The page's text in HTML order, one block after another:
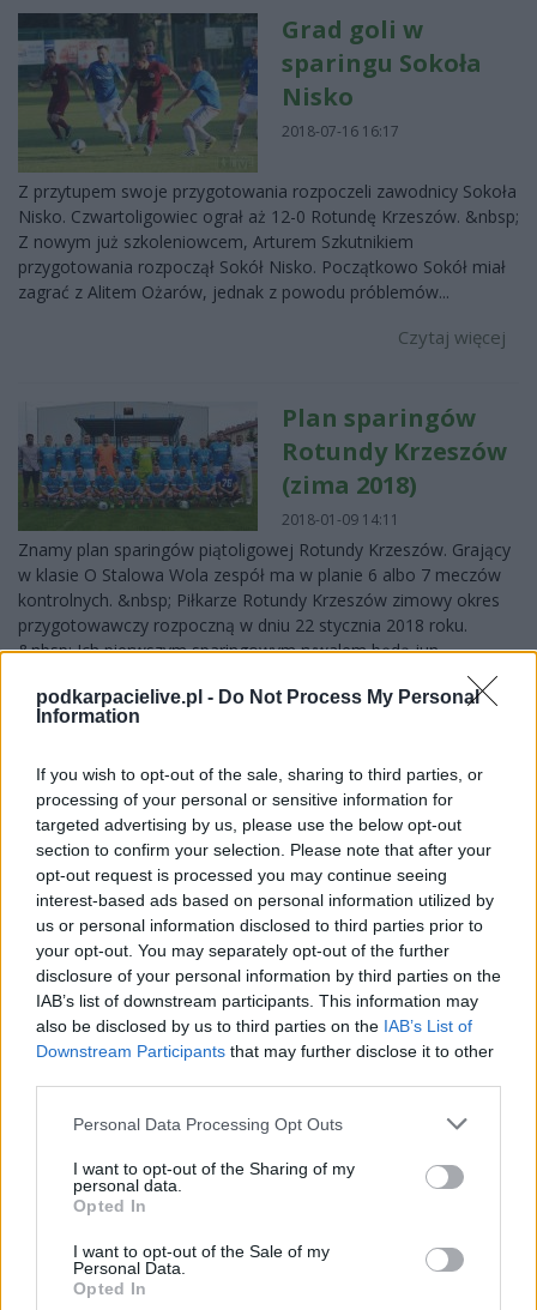
podkarpacielive.pl - Do Not Process My Personal
Information
If you wish to opt-out of the sale, sharing to third parties, or
processing of your personal or sensitive information for
targeted advertising by us, please use the below opt-out
section to confirm your selection. Please note that after your
opt-out request is processed you may continue seeing
interest-based ads based on personal information utilized by
us or personal information disclosed to third parties prior to
your opt-out. You may separately opt-out of the further
disclosure of your personal information by third parties on the
IAB’s list of downstream participants. This information may
also be disclosed by us to third parties on the IAB’s List of
Downstream Participants that may further disclose it to other
Please note that this website/app uses one or more Google
not limited to your visit or usage behaviour. You may click to
grant or deny consent to Google and its third-party tags to
use your data for below specified purposes in below Google
consent section.
Personal Data Processing Opt Outs
I want to opt-out of the Sharing of my
personal data.
Opted In
I want to opt-out of the Sale of my
Personal Data.
Opted In
Grad goli w
sparingu Sokoła
Nisko
2018-07-16 16:17
Z przytupem swoje przygotowania rozpoczeli zawodnicy Sokoła
Nisko. Czwartoligowiec ograł aż 12-0 Rotundę Krzeszów. &nbsp;
Z nowym już szkoleniowcem, Arturem Szkutnikiem
przygotowania rozpoczął Sokół Nisko. Początkowo Sokół miał
zagrać z Alitem Ożarów, jednak z powodu próblemów...
Czytaj więcej
Plan sparingów
Rotundy Krzeszów
(zima 2018)
2018-01-09 14:11
Znamy plan sparingów piątoligowej Rotundy Krzeszów. Grający
w klasie O Stalowa Wola zespół ma w planie 6 albo 7 meczów
kontrolnych. &nbsp; Piłkarze Rotundy Krzeszów zimowy okres
przygotowawczy rozpoczną w dniu 22 stycznia 2018 roku.
&nbsp; Ich pierwszym sparingowym rywalem będą jun...
Czytaj więcej
Plan sparingów
Rotundy Krzeszów
(zima 2017)
2016-12-13 12:43
Plan przygotowań Rotuny Krzeszów (klasa A1
Stalowa&nbsp;Wola) do rundy wiosennej sezonu 2016/2017.
&nbsp; Piłkarze Rotundy Krzeszów w zimowym okresie
przygotowawczym w planie mają 6 gier sparingowych. Pierwszy
sparing rozegrają 18 lutego z z Wichrami Rzeczyca Długa.
&nbsp; Wśród kolejny...
Plan sparingów
(lato 2016)